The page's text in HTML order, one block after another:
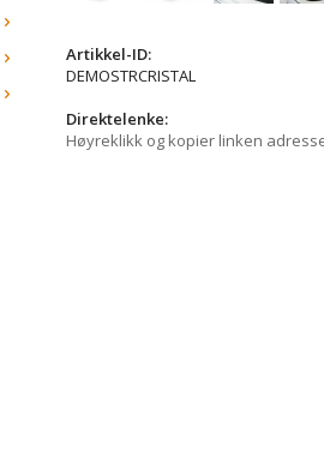
Artikkel-ID:
DEMOSTRCRISTAL
Direktelenke:
Høyreklikk og kopier linken